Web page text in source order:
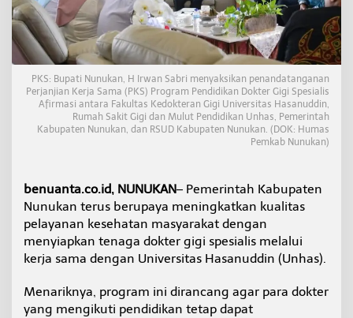
u
n
u
a
n
S
i
a
p
a
k
D
o
k
t
r
G
PKS: Bupati Nunukan, H Irwan Sabri menyaksikan penandatanganan
Perjanjian Kerja Sama (PKS) Program Pendidikan Dokter Gigi Spesialis
Afirmasi antara Fakultas Kedokteran Gigi Universitas Hasanuddin,
Rumah Sakit Gigi dan Mulut Pendidikan Unhas, Pemerintah
Kabupaten Nunukan, dan RSUD Kabupaten Nunukan. (DOK: Humas
Pemkab Nunukan)
benuanta.co.id, NUNUKAN– Pemerintah Kabupaten
Nunukan terus berupaya meningkatkan kualitas
pelayanan kesehatan masyarakat dengan
menyiapkan tenaga dokter gigi spesialis melalui
kerja sama dengan Universitas Hasanuddin (Unhas).
Menariknya, program ini dirancang agar para dokter
yang mengikuti pendidikan tetap dapat